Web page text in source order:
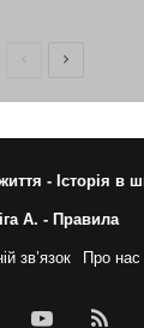
ПопередняНаступна
- Історія в
А. - Правила
зв’язок Про нас
YouTubeRSS